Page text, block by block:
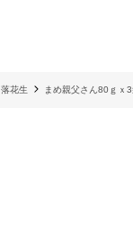
落花生 まめ親父さん80ｇ